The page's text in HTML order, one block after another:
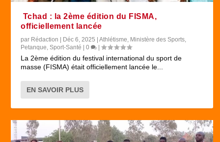
Tchad : la 2ème édition du FISMA,
officiellement lancée
par Rédaction | Déc 6, 2025 |Athlétisme Ministère des Sports
Petanque ,Sport-Santé |0 |
La 2ème édition du festival international du sport de
masse (FISMA) était officiellement lancée le...
EN SAVOIR PLUS